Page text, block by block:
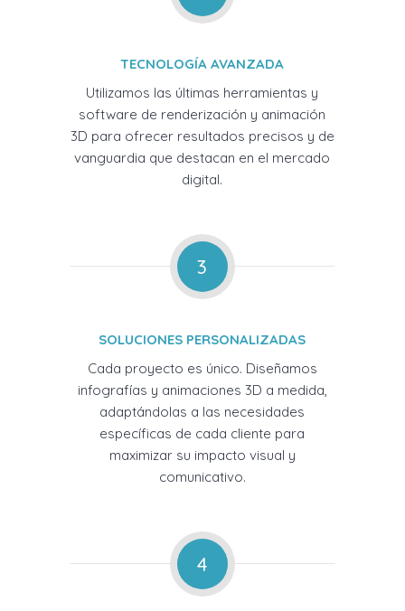
TECNOLOGÍA AVANZADA
Utilizamos las últimas herramientas y
software de renderización y animación
3D para ofrecer resultados precisos y de
vanguardia que destacan en el mercado
digital.
3
SOLUCIONES PERSONALIZADAS
Cada proyecto es único. Diseñamos
infografías y animaciones 3D a medida,
adaptándolas a las necesidades
específicas de cada cliente para
maximizar su impacto visual y
comunicativo.
4